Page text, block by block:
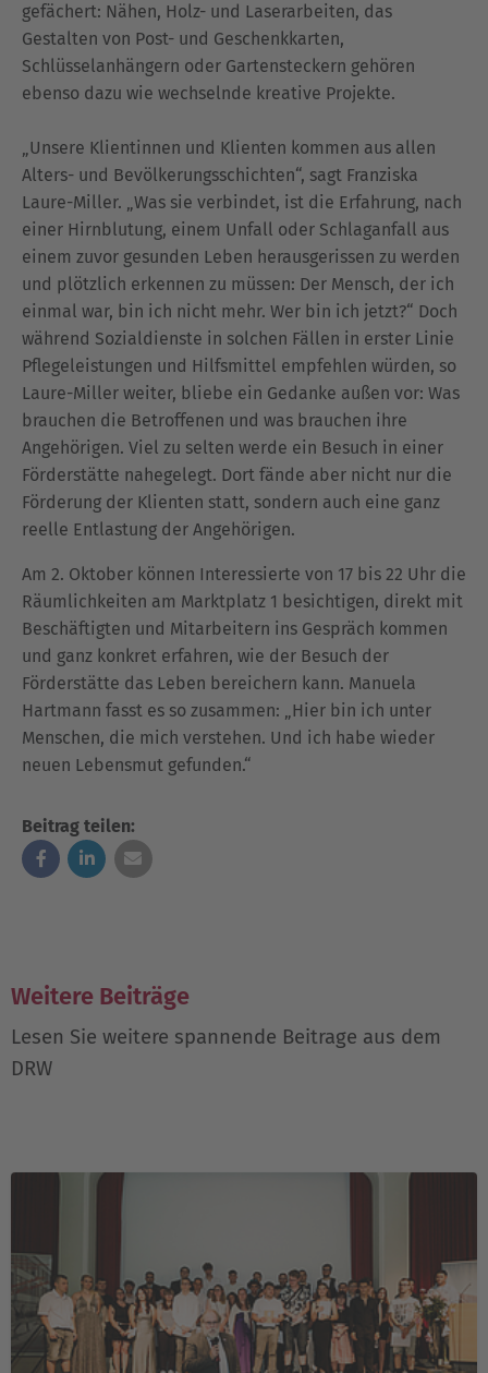
gefächert: Nähen, Holz- und Laserarbeiten, das
Gestalten von Post- und Geschenkkarten,
Schlüsselanhängern oder Gartensteckern gehören
ebenso dazu wie wechselnde kreative Projekte.
„Unsere Klientinnen und Klienten kommen aus allen
Alters- und Bevölkerungsschichten“, sagt Franziska
Laure-Miller. „Was sie verbindet, ist die Erfahrung, nach
einer Hirnblutung, einem Unfall oder Schlaganfall aus
einem zuvor gesunden Leben herausgerissen zu werden
und plötzlich erkennen zu müssen: Der Mensch, der ich
einmal war, bin ich nicht mehr. Wer bin ich jetzt?“ Doch
während Sozialdienste in solchen Fällen in erster Linie
Pflegeleistungen und Hilfsmittel empfehlen würden, so
Laure-Miller weiter, bliebe ein Gedanke außen vor: Was
brauchen die Betroffenen und was brauchen ihre
Angehörigen. Viel zu selten werde ein Besuch in einer
Förderstätte nahegelegt. Dort fände aber nicht nur die
Förderung der Klienten statt, sondern auch eine ganz
reelle Entlastung der Angehörigen.
Am 2. Oktober können Interessierte von 17 bis 22 Uhr die
Räumlichkeiten am Marktplatz 1 besichtigen, direkt mit
Beschäftigten und Mitarbeitern ins Gespräch kommen
und ganz konkret erfahren, wie der Besuch der
Förderstätte das Leben bereichern kann. Manuela
Hartmann fasst es so zusammen: „Hier bin ich unter
Menschen, die mich verstehen. Und ich habe wieder
neuen Lebensmut gefunden.“
Beitrag teilen:
Weitere Beiträge
Lesen Sie weitere spannende Beitrage aus dem
DRW